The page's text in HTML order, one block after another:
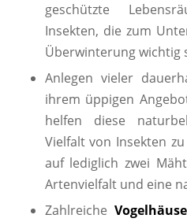
geschützte
Insekten, die zum
Überwinterung wichtig
Anlegen vieler
ihrem üppigen
helfen diese
Vielfalt von Insekten
auf lediglich zwei
Artenvielfalt und eine
Zahlreiche